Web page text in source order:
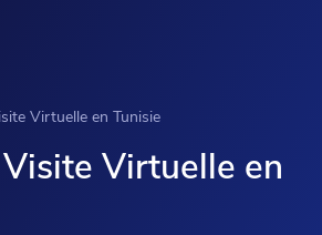
Virtuelle en Tunisie
Virtuelle en